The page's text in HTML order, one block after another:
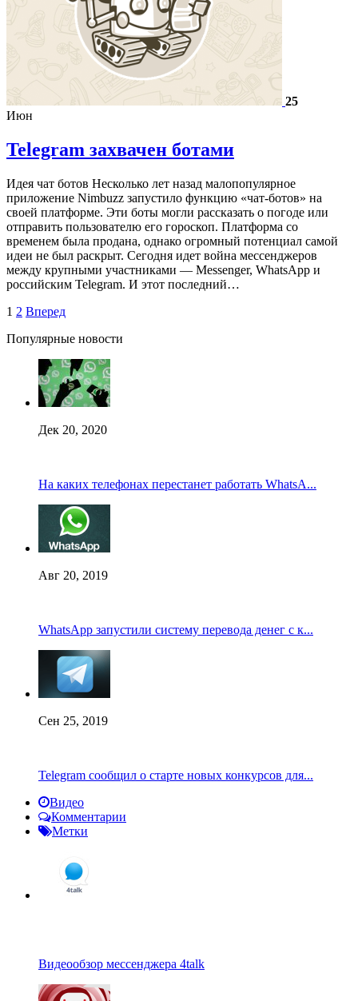
25
Июн
Telegram захвачен ботами
Идея чат ботов Несколько лет назад малопопулярное
приложение Nimbuzz запустило функцию «чат-ботов» на
своей платформе. Эти боты могли рассказать о погоде или
отправить пользователю его гороскоп. Платформа со
временем была продана, однако огромный потенциал самой
идеи не был раскрыт. Сегодня идет война мессенджеров
между крупными участниками — Messenger, WhatsApp и
российским Telegram. И этот последний…
1 2 Вперед
Популярные новости
Дек 20, 2020
На каких телефонах перестанет работать WhatsA...
Авг 20, 2019
WhatsApp запустили систему перевода денег с к...
Сен 25, 2019
Telegram сообщил о старте новых конкурсов для...
Видео
Комментарии
Метки
Видеообзор мессенджера 4talk